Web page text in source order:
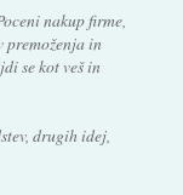
nakup firme,
in
se kot veš in
drugih idej,